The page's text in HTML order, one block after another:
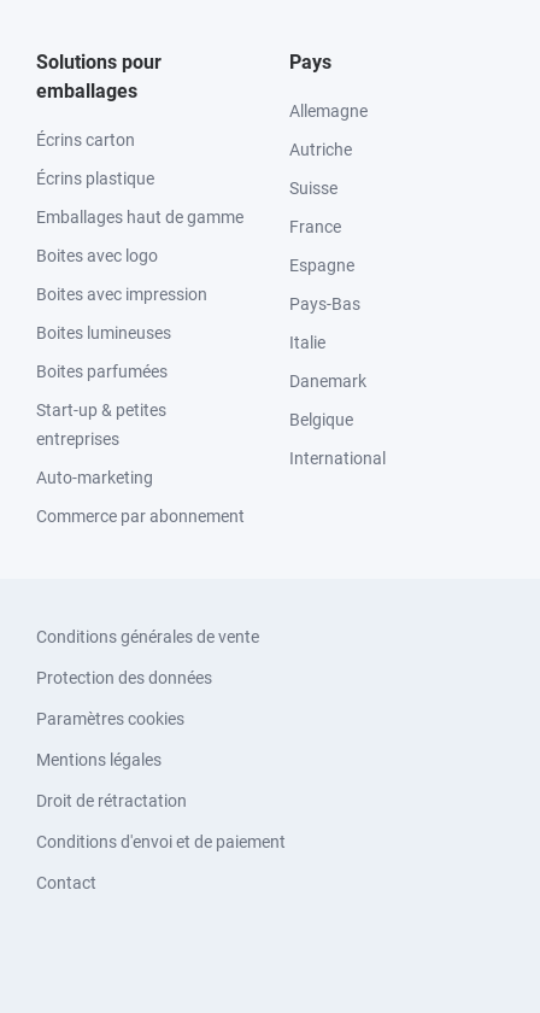
Solutions pour
emballages
Écrins carton
Écrins plastique
Emballages haut de gamme
Boites avec logo
Boites avec impression
Boites lumineuses
Boites parfumées
Start-up & petites
entreprises
Auto-marketing
Commerce par abonnement
Pays
Allemagne
Autriche
Suisse
France
Espagne
Pays-Bas
Italie
Danemark
Belgique
International
Conditions générales de vente
Protection des données
Paramètres cookies
Mentions légales
Droit de rétractation
Conditions d'envoi et de paiement
Contact